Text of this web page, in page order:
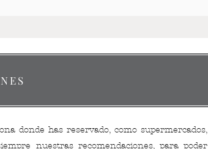
donde has reservado, como supermercados,
nuestras recomendaciones, para poder